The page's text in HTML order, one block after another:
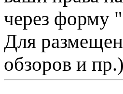
через форму
Для
обзоров и